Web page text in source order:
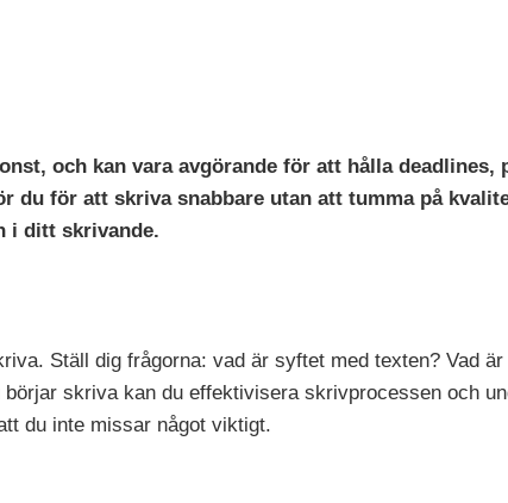
och kan vara avgörande för att hålla deadlines,
du för att skriva snabbare utan att tumma på
i ditt skrivande.
Ställ dig frågorna: vad är syftet med texten? Vad
skriva kan du effektivisera skrivprocessen och
du inte missar något viktigt.